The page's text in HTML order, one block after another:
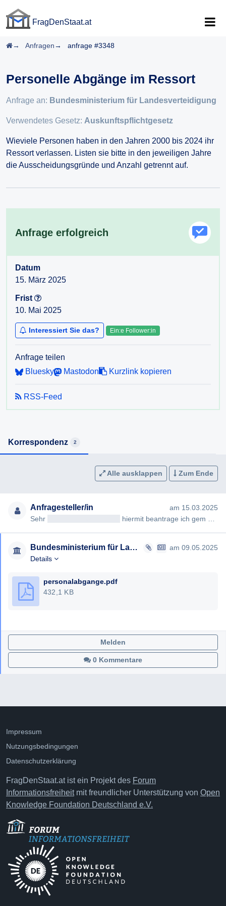
FragDenStaat.at
Startseite
Anfragen anfrage #3348
Personelle Abgänge im Ressort
Anfrage an: Bundesministerium für Landesverteidigung
Verwendetes Gesetz: Auskunftspflichtgesetz
Wieviele Personen haben in den Jahren 2000 bis 2024 ihr
Ressort verlassen. Listen sie bitte in den jeweiligen Jahre
die Ausscheidungsgründe und Anzahl getrennt auf.
Anfrage erfolgreich
Datum
15. März 2025
Frist
10. Mai 2025
Interessiert Sie das? Ein:e Follower:in
Anfrage teilen
Bluesky
Mastodon Kurzlink kopieren
RSS-Feed
Korrespondenz 2
Alle ausklappen Zum Ende
Anfragesteller/in
am 15.03.2025
Sehr
hiermit beantrage ich gem §§ 2, 3 AuskunftspflichtG die Erteilung folgender Auskunft…
Bundesministerium für Landesverteidigung
am 09.05.2025
Details
personalabgange.pdf
432,1 KB
0 Kommentare
Melden
Impressum
Nutzungsbedingungen
Datenschutzerklärung
FragDenStaat.at ist ein Projekt des Forum
Informationsfreiheitmit freundlicher Unterstützung von Open
Knowledge Foundation Deutschland e.V.